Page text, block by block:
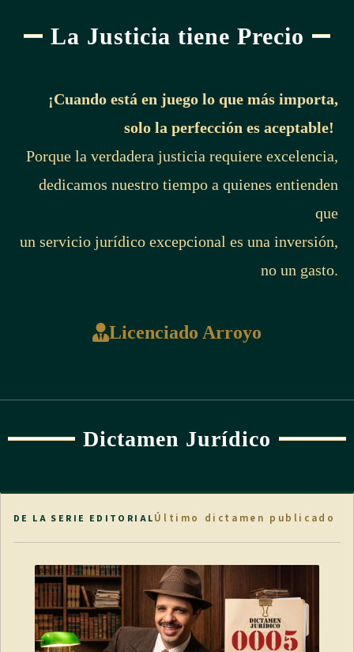
La Justicia tiene Precio
¡Cuando está en juego lo que más importa,
solo la perfección es aceptable!
Porque la verdadera justicia requiere excelencia,
dedicamos nuestro tiempo a quienes entienden
que
un servicio jurídico excepcional es una inversión,
no un gasto.
Licenciado Arroyo
Dictamen Jurídico
DE LA SERIE EDITORIALÚltimo dictamen publicado